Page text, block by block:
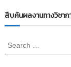
น
วิ
ย
สืบค้นผลงานทางวิชาก
e